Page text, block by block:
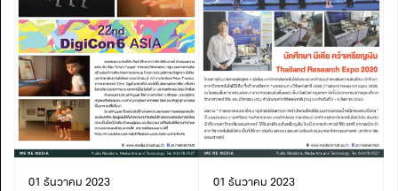
01 ธันวาคม 2023 01 ธันวาคม 2023